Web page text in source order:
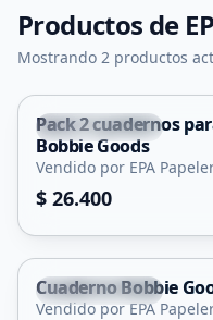
Productos de
Mostrando 2 productos
San Francisco
Pack 2 cuadernos
Bobbie Goods
Vendido por EPA
$ 26.400
San Francisco
Cuaderno Bobbie
Vendido por EPA